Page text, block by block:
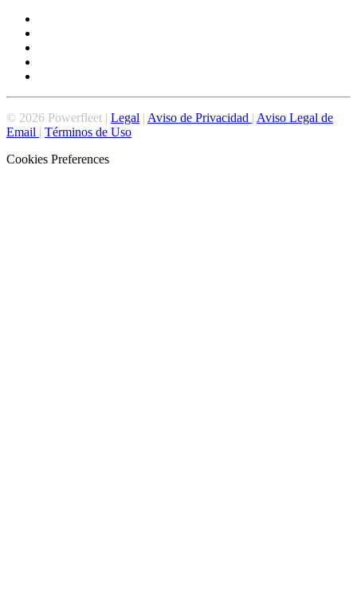
© 2026 Powerfleet | Legal | Aviso de Privacidad | Aviso Legal de
Email | Términos de Uso
Cookies Preferences